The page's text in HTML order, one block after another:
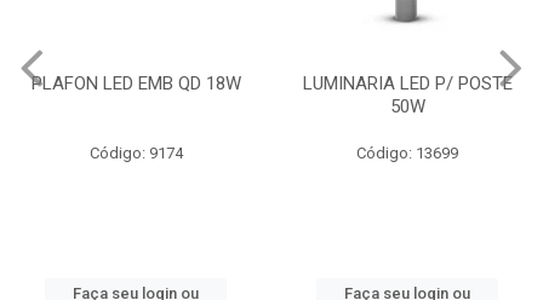
LUMINARIA LED P/ POSTE
Código: 13699
Faça seu login ou
LAMPADA LED BULBO 50W
BR E27
Código: 10686
Faça seu login ou